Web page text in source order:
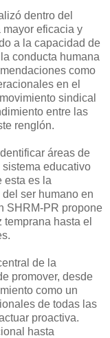
dentro del
mayor eficacia y
a la capacidad de
conducta humana
como
en el
sindical
entre las
renglón.
áreas de
educativo
esta es la
ser humano en
SHRM-PR propone
hasta el
de la
promover, desde
como un
de todas las
proactiva.
hasta